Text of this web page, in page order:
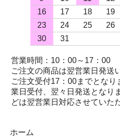
16
17 18 19
23
24 25 26
30
31
営業時間：10：00～17：00
ご注文の商品は翌営業日発送
ご注文受付17：00までとな
業日受付、翌々日発送となり
どは翌営業日対応させていた
ホーム